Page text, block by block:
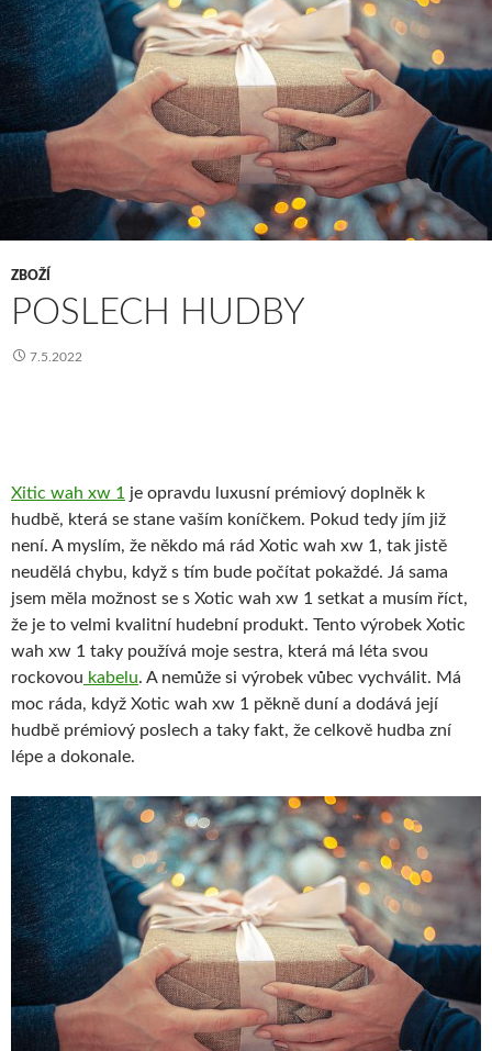
ZBOŽÍ
POSLECH HUDBY
7.5.2022
Xitic wah xw 1 je opravdu luxusní prémiový doplněk k
hudbě, která se stane vaším koníčkem. Pokud tedy jím již
není. A myslím, že někdo má rád Xotic wah xw 1, tak jistě
neudělá chybu, když s tím bude počítat pokaždé. Já sama
jsem měla možnost se s Xotic wah xw 1 setkat a musím říct,
že je to velmi kvalitní hudební produkt. Tento výrobek Xotic
wah xw 1 taky používá moje sestra, která má léta svou
rockovou kabelu. A nemůže si výrobek vůbec vychválit. Má
moc ráda, když Xotic wah xw 1 pěkně duní a dodává její
hudbě prémiový poslech a taky fakt, že celkově hudba zní
lépe a dokonale.